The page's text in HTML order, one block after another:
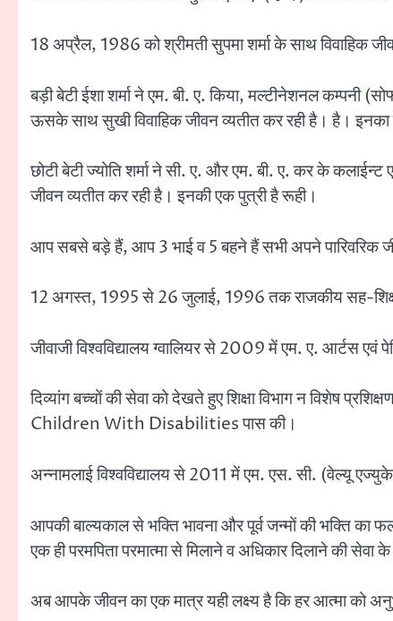
18 अप्रैल, 1986 को श्रीमती सुपमा शर्मा के साथ विवाहिक
बड़ी बेटी ईशा शर्मा ने एम. बी. ए. किया, मल्टीनेशनल कम्पनी
ऊसके साथ सुखी विवाहिक जीवन व्यतीत कर रही है। है। इनका
छोटी बेटी ज्योति शर्मा ने सी. ए. और एम. बी. ए. कर के कलाईन्ट
जीवन व्यतीत कर रही है। इनकी एक पुत्री है रूही।
आप सबसे बड़े हैं, आप 3 भाई व 5 बहने हैं सभी अपने पारिवरिक
12 अगस्त, 1995 से 26 जुलाई, 1996 तक राजकीय सह-
जीवाजी विश्वविद्यालय ग्वालियर से 2009 में एम. ए. आर्टस एवं
दिव्यांग बच्चों की सेवा को देखते हुए शिक्षा विभाग न
Children With Disabilities पास की।
अन्नामलाई विश्वविद्यालय से 2011 में एम. एस. सी. (वेल्यू
आपकी बाल्यकाल से भक्ति भावना और पूर्व जन्मों की भक्ति का
एक ही परमपिता परमात्मा से मिलाने व अधिकार दिलाने की सेवा
अब आपके जीवन का एक मात्र यही लक्ष्य है कि हर आत्मा को